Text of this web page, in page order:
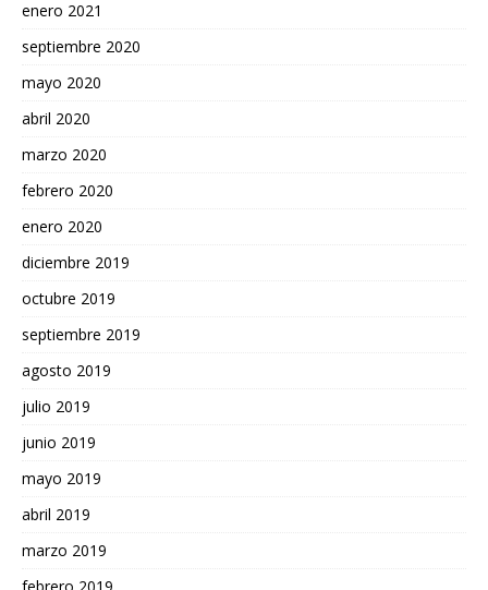
enero 2021
septiembre 2020
mayo 2020
abril 2020
marzo 2020
febrero 2020
enero 2020
diciembre 2019
octubre 2019
septiembre 2019
agosto 2019
julio 2019
junio 2019
mayo 2019
abril 2019
marzo 2019